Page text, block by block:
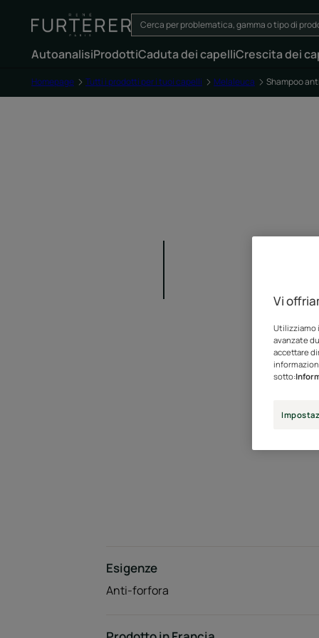
AutoanalisiProdottiCaduta dei capelliCrescita dei
Homepage Tutti i prodotti per i tuoi capelli Melaleuca Shampoo
Esigenze
Anti-forfora
Vi
Utilizziamo
avanzate
accettare
sotto: